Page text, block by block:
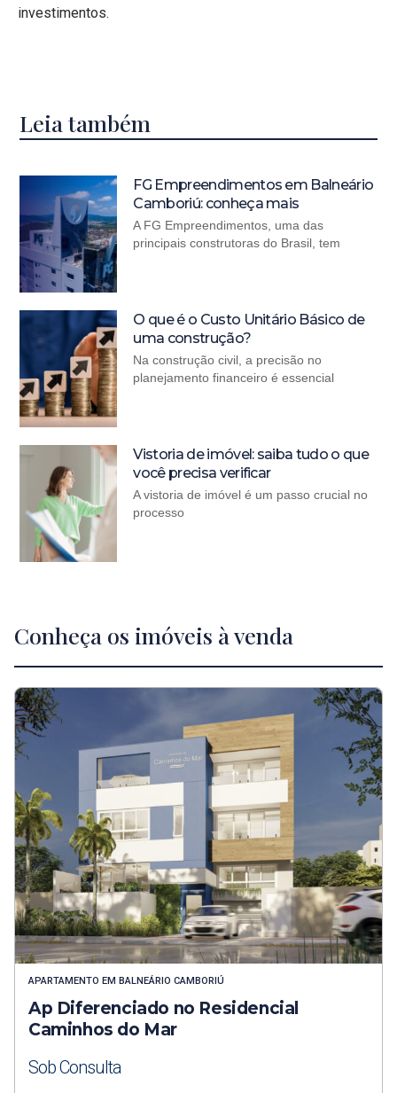
investimentos.
Leia também
FG Empreendimentos em Balneário
Camboriú: conheça mais
A FG Empreendimentos, uma das
principais construtoras do Brasil, tem
O que é o Custo Unitário Básico de
uma construção?
Na construção civil, a precisão no
planejamento financeiro é essencial
Vistoria de imóvel: saiba tudo o que
você precisa verificar
A vistoria de imóvel é um passo crucial no
processo
Conheça os imóveis à venda
APARTAMENTO EM BALNEÁRIO CAMBORIÚ
Ap Diferenciado no Residencial
Caminhos do Mar
Sob Consulta